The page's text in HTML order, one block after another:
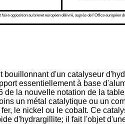
opposition au brevet européen délivré, auprès de l'Office
d'un catalyseur
essentiellement à base
la nouvelle notation de la
un métal catalytique ou un
le nickel ou le cobalt. Ce
d'hydrargillite; il fait l'objet